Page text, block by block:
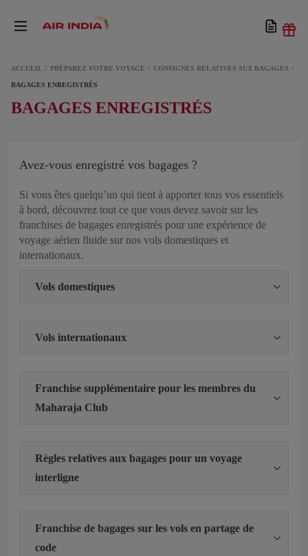
ACCUEIL PRÉPAREZ VOTRE VOYAGE CONSIGNES RELATIVES AUX BAGAGES
BAGAGES ENREGISTRÉS
BAGAGES ENREGISTRÉS
Avez-vous enregistré vos bagages ?
Si vous êtes quelqu’un qui tient à apporter tous vos essentiels
à bord, découvrez tout ce que vous devez savoir sur les
franchises de bagages enregistrés pour une expérience de
voyage aérien fluide sur nos vols domestiques et
internationaux.
Vols domestiques
Vols internationaux
Franchise supplémentaire pour les membres du
Maharaja Club
Règles relatives aux bagages pour un voyage
interligne
Franchise de bagages sur les vols en partage de
code